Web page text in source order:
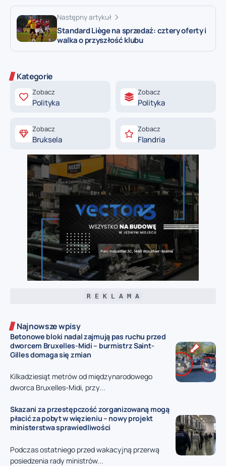
Następny artykuł
Standard Liège na sprzedaż: cztery oferty i
walka o przyszłość klubu
Kategorie
Zobacz
Polityka
Zobacz
Polityka
Zobacz
Bruksela
Zobacz
Flandria
R E K L A M A
Najnowsze wpisy
Betonowe bloki nadal zajmują pas ruchu przed
dworcem Bruxelles-Midi – burmistrz Saint-
Gilles domaga się zmian
Kilkadziesiąt metrów od międzynarodowego
dworca Bruxelles-Midi, przy...
Skazani za przestępczość zorganizowaną mogą
płacić za pobyt w więzieniu – nowy projekt
ministerstwa sprawiedliwości
Podczas ostatniego przed wakacyjną przerwą
posiedzenia rady ministrów...